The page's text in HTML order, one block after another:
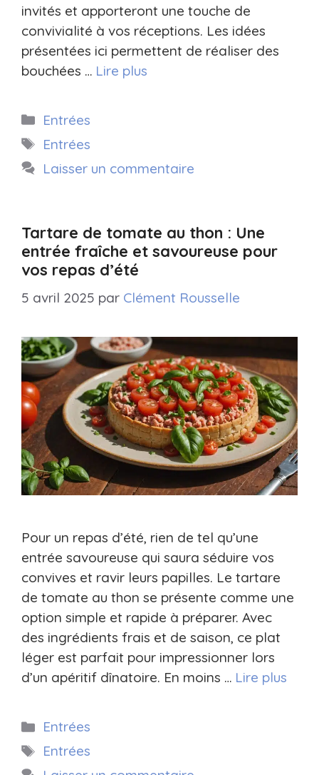
invités et apporteront une touche de
convivialité à vos réceptions. Les idées
présentées ici permettent de réaliser des
bouchées … Lire plus
Catégories
Entrées
Étiquettes
Entrées
Laisser un commentaire
Tartare de tomate au thon : Une
entrée fraîche et savoureuse pour
vos repas d’été
5 avril 2025 par Clément Rousselle
Pour un repas d’été, rien de tel qu’une
entrée savoureuse qui saura séduire vos
convives et ravir leurs papilles. Le tartare
de tomate au thon se présente comme une
option simple et rapide à préparer. Avec
des ingrédients frais et de saison, ce plat
léger est parfait pour impressionner lors
d’un apéritif dînatoire. En moins … Lire plus
Catégories
Entrées
Étiquettes
Entrées